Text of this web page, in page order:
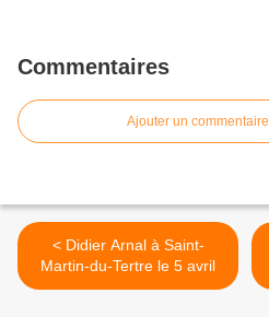
Commentaires
Ajouter un commentaire
< Didier Arnal à Saint-
Martin-du-Tertre le 5 avril